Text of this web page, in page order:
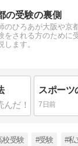
の受験の裏側
のひろあが大阪や京
をされる方のために
します。
7日前
校受験 #受験 #私